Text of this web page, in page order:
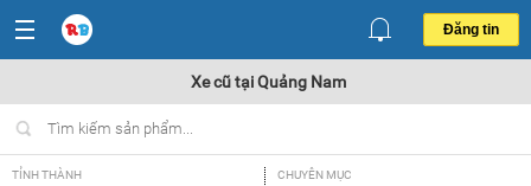
Đăng tin
Xe cũ tại Quảng Nam
TỈNH THÀNH CHUYÊN MỤC